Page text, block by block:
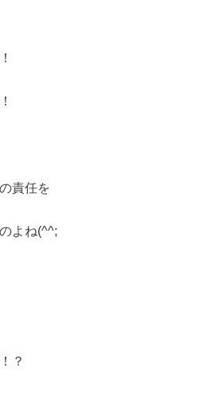
責任を
よね(^^;
？